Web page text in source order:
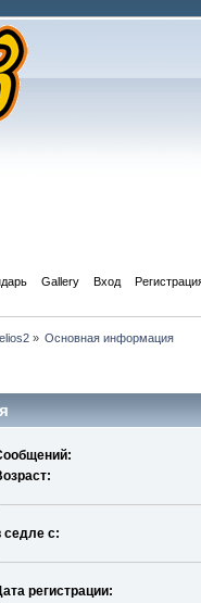
Gallery Вход
» Основная информация
седле с:
регистрации: